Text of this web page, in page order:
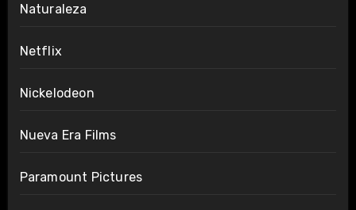
Naturaleza
Netflix
Nickelodeon
Nueva Era Films
Paramount Pictures